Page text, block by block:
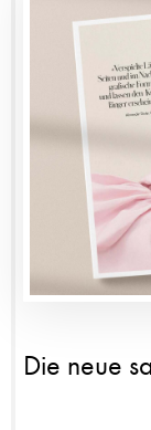
Die neue